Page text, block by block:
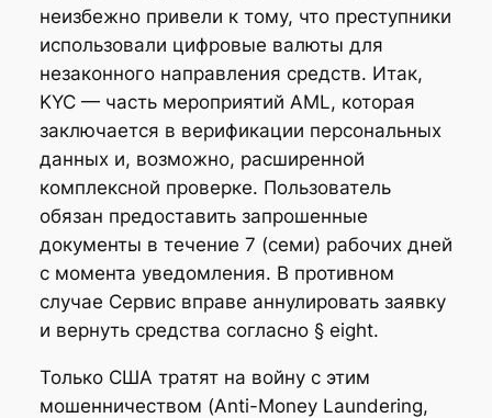
неизбежно привели к тому, что преступники
использовали цифровые валюты для
незаконного направления средств. Итак,
KYC — часть мероприятий AML, которая
заключается в верификации персональных
данных и, возможно, расширенной
комплексной проверке. Пользователь
обязан предоставить запрошенные
документы в течение 7 (семи) рабочих дней
с момента уведомления. В противном
случае Сервис вправе аннулировать заявку
и вернуть средства согласно § eight.
Только США тратят на войну с этим
мошенничеством (Anti-Money Laundering,